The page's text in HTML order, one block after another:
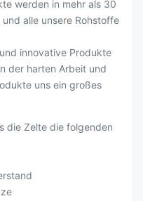
werden in mehr als 30
alle unsere Rohstoffe
innovative Produkte
der harten Arbeit und
uns ein großes
die Zelte die folgenden